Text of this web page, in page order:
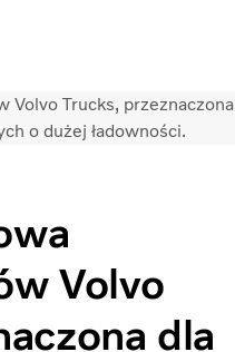
sięPolska
Volvo Trucks, przeznaczona
o dużej ładowności.
Volvo
dla